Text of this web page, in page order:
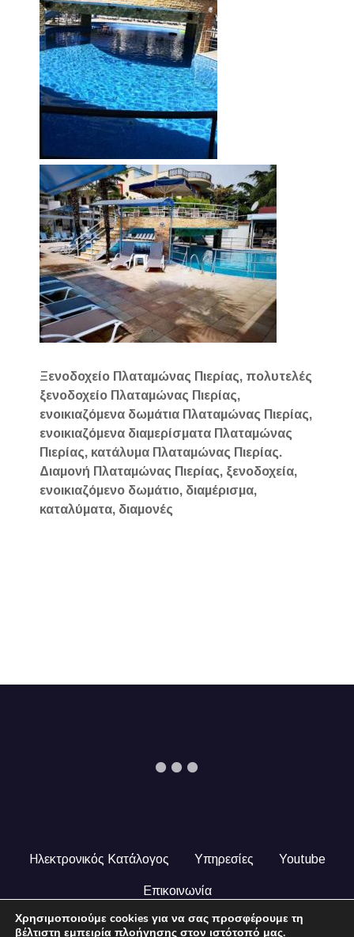
Ξενοδοχείο Πλαταμώνας Πιερίας, πολυτελές
ξενοδοχείο Πλαταμώνας Πιερίας,
ενοικιαζόμενα δωμάτια Πλαταμώνας Πιερίας,
ενοικιαζόμενα διαμερίσματα Πλαταμώνας
Πιερίας, κατάλυμα Πλαταμώνας Πιερίας.
Διαμονή Πλαταμώνας Πιερίας, ξενοδοχεία,
ενοικιαζόμενο δωμάτιο, διαμέρισμα,
καταλύματα, διαμονές
Ηλεκτρονικός Κατάλογος Υπηρεσίες Youtube
Επικοινωνία
© 2024 COPYRIGHT ILEKTRONIKOSKATALOGOS.GR. ALL
Χρησιμοποιούμε cookies για να σας προσφέρουμε τη
βέλτιστη εμπειρία πλοήγησης στον ιστότοπό μας.